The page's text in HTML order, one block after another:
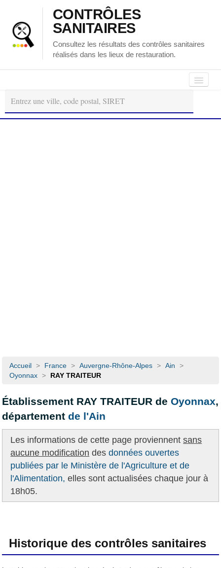
CONTRÔLES
SANITAIRES
Consultez les résultats des contrôles sanitaires
réalisés dans les lieux de restauration.
Autour
de
moi
Régions
Accueil > France > Auvergne-Rhône-Alpes > Ain
>
Oyonnax > RAY TRAITEUR
Établissement RAY TRAITEUR deOyonnax,
départementde l'Ain
Les informations de cette page proviennentsans
aucune modification desdonnées ouvertes
publiées par le Ministère de l'Agriculture et de
l'Alimentation, elles sont actualisées chaque jour à
18h05.
Historique des contrôles sanitaires